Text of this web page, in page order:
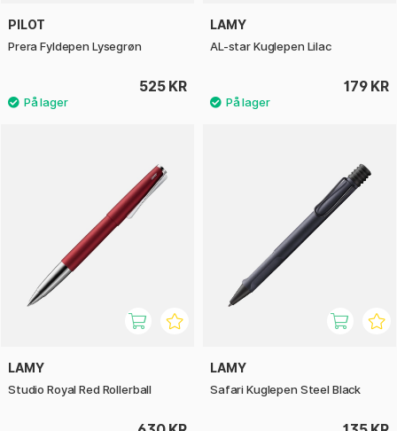
PILOT
Prera Fyldepen Lysegrøn
525 KR
LAMY
AL-star Kuglepen Lilac
179 KR
LAMY
Studio Royal Red Rollerball
LAMY
Safari Kuglepen Steel Black